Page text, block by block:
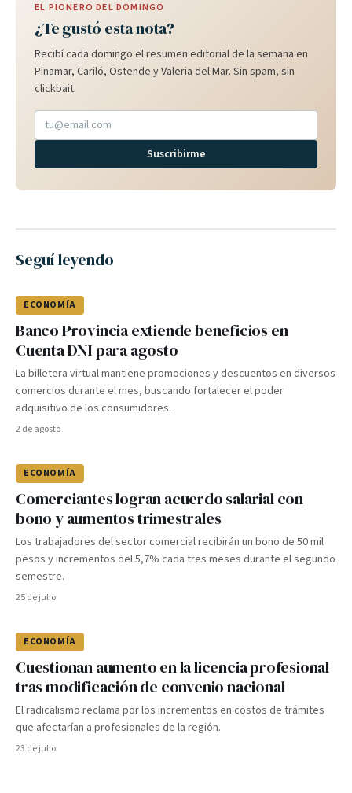
EL PIONERO DEL DOMINGO
¿Te gustó esta nota?
Recibí cada domingo el resumen editorial de la semana en
Pinamar, Cariló, Ostende y Valeria del Mar. Sin spam, sin
clickbait.
Suscribirme
Seguí leyendo
ECONOMÍA
Banco Provincia extiende beneficios en
Cuenta DNI para agosto
La billetera virtual mantiene promociones y descuentos en diversos
comercios durante el mes, buscando fortalecer el poder
adquisitivo de los consumidores.
2 de agosto
ECONOMÍA
Comerciantes logran acuerdo salarial con
bono y aumentos trimestrales
Los trabajadores del sector comercial recibirán un bono de 50 mil
pesos y incrementos del 5,7% cada tres meses durante el segundo
semestre.
25 de julio
ECONOMÍA
Cuestionan aumento en la licencia profesional
tras modificación de convenio nacional
El radicalismo reclama por los incrementos en costos de trámites
que afectarían a profesionales de la región.
23 de julio